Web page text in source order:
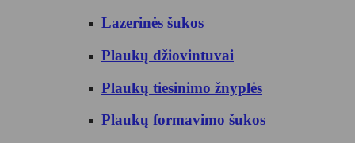
Lazerinės šukos
Plaukų džiovintuvai
Plaukų tiesinimo žnyplės
Plaukų formavimo šukos